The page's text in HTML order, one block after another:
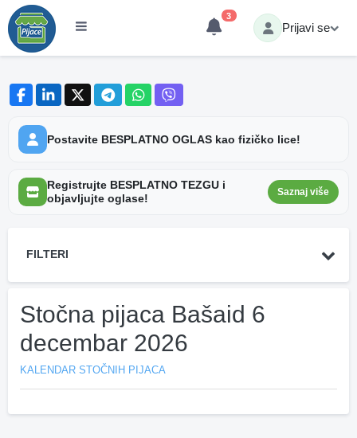
3
Prijavi se
Postavite BESPLATNO OGLAS kao fizičko lice!
Registrujte BESPLATNO TEZGU i
objavljujte oglase!
Saznaj više
FILTERI
Stočna pijaca Bašaid 6
decembar 2026
KALENDAR STOČNIH PIJACA